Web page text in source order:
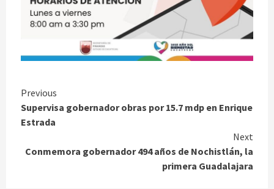
Continue
Reading
Previous
Supervisa gobernador obras por 15.7 mdp en Enrique
Estrada
Next
Conmemora gobernador 494 años de Nochistlán, la
primera Guadalajara